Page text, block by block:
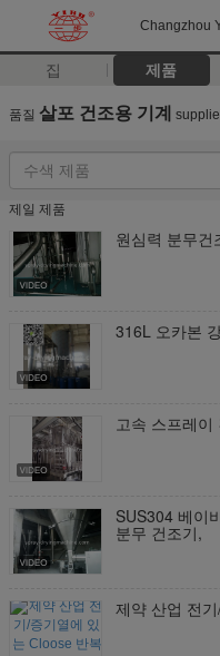
Changzhou
집 제품
품질 살포 건조용 기계
제일 제품
원심력 분무건
316L 오카본
고속 스프레이
SUS304 베이
분무 건조기,
제약 산업 전